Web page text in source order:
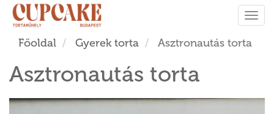
Főoldal Gyerek torta Asztronautás torta
Asztronautás torta